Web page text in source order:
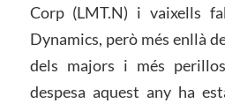
Corp (LMT.N) i vaixells
Dynamics, però més enllà
dels majors i més
despesa aquest any ha